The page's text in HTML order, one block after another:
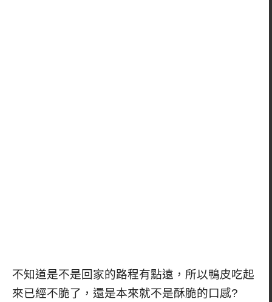
不知道是不是回家的路程有點遠，所以鴨皮吃起
來已經不脆了，還是本來就不是酥脆的口感?